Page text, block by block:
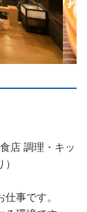
店 調理・キッ
事です。